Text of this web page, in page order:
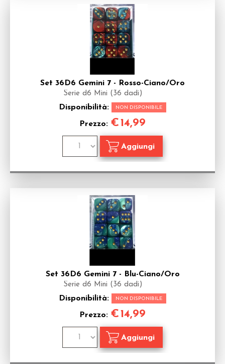
Set 36D6 Gemini 7 - Rosso-Ciano/Oro
Serie d6 Mini (36 dadi)
Disponibilità: NON DISPONIBILE
Prezzo: €14,99
Set 36D6 Gemini 7 - Blu-Ciano/Oro
Serie d6 Mini (36 dadi)
Disponibilità: NON DISPONIBILE
Prezzo: €14,99